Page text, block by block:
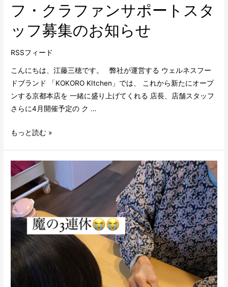
フ・クラファンサポートスタ
ッフ募集のお知らせ
RSSフィード
こんにちは、江藤三穂です。 弊社が運営する ウェルネスフー
ドブランド 「KOKORO KItchen」では、 これから新たにオープ
ンする京都本店を 一緒に盛り上げてくれる 店長、店舗スタッフ
さらに4月開催予定の ク …
もっと読む »